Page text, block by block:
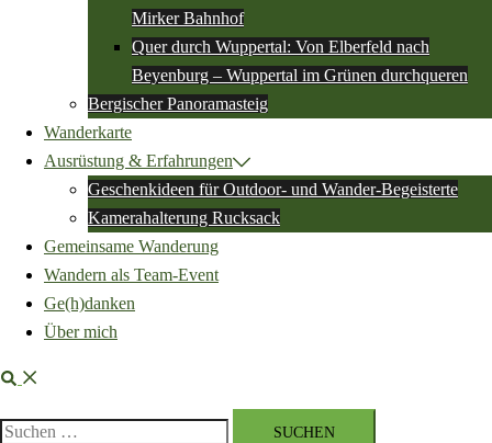
Mirker Bahnhof
Quer durch Wuppertal: Von Elberfeld nach
Beyenburg – Wuppertal im Grünen durchqueren
Bergischer Panoramasteig
Wanderkarte
Ausrüstung & Erfahrungen
Geschenkideen für Outdoor- und Wander-Begeisterte
Kamerahalterung Rucksack
Gemeinsame Wanderung
Wandern als Team-Event
Ge(h)danken
Über mich
Suche
Suchen